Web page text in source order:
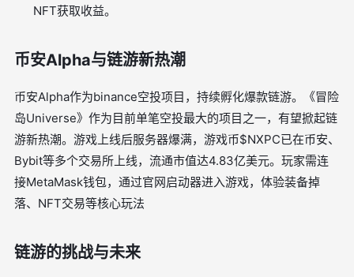
NFT获取收益。
币安Alpha与链游新热潮
币安Alpha作为binance空投项目，持续孵化爆款链游。《冒险
岛Universe》作为目前单笔空投最大的项目之一，有望掀起链
游新热潮。游戏上线后服务器爆满，游戏币$NXPC已在币安、
Bybit等多个交易所上线，流通市值达4.83亿美元。玩家需连
接MetaMask钱包，通过官网启动器进入游戏，体验装备掉
落、NFT交易等核心玩法
链游的挑战与未来